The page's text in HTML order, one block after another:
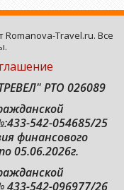
Romanova-Travel.ru. Все
РТО 026089
542-054685/25
финансового
05.06.2026г.
542-096977/26